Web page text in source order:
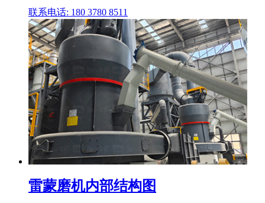
联系电话: 180 3780 8511
雷蒙磨机内部结构图